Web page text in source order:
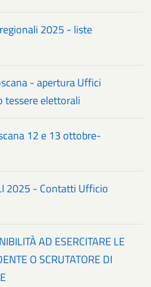
2025 - liste
- apertura Uffici
tessere elettorali
12 e 13 ottobre-
2025 - Contatti Ufficio
AD ESERCITARE LE
O SCRUTATORE DI